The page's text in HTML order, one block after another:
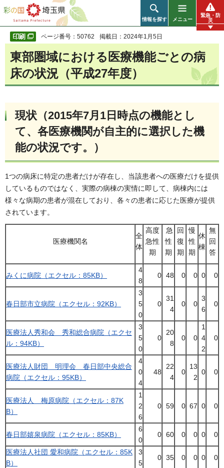
彩の国 埼玉県
情報を探す メニュー
緊急・防
災
ページ番号：50762 掲載日：2024年1月5日
東部圏域における医療機能ごとの病
床の状況（平成27年度）
現状（2015年7月1日時点の機能とし
て、各医療機関が自主的に選択した機
能の状況です。）
1つの病床に特定の患者だけが存在し、当該患者への医療だけを提供
しているものではなく、実際の病棟の実情に即して、病棟内には
様々な病期の患者が混在しており、各々の患者に応じた医療が提供
されています。
医療機関名
全
体
高度
急性
期
急
性
期
回
復
期
慢
性
期
休
棟
無
回
答
みくに病院（エクセル：85KB）
4
8
0 48 0 0 0 0
春日部市立病院（エクセル：92KB）
3
5
0
0
31
4
0 0
3
6
0
医療法人秀和会 秀和総合病院（エクセ
ル：94KB）
3
5
0
0
20
8
0 0
1
4
2
0
医療法人財団 明理会 春日部中央総合
病院（エクセル：95KB）
4
0
4
48
22
4
0
13
2
0 0
医療法人 梅原病院（エクセル：87K
B）
1
2
6
0 59 0 67 0 0
春日部嬉泉病院（エクセル：85KB）
6
0
0 60 0 0 0 0
医療法人社団 愛和病院（エクセル：85K
B）
3
5
0 35 0 0 0 0